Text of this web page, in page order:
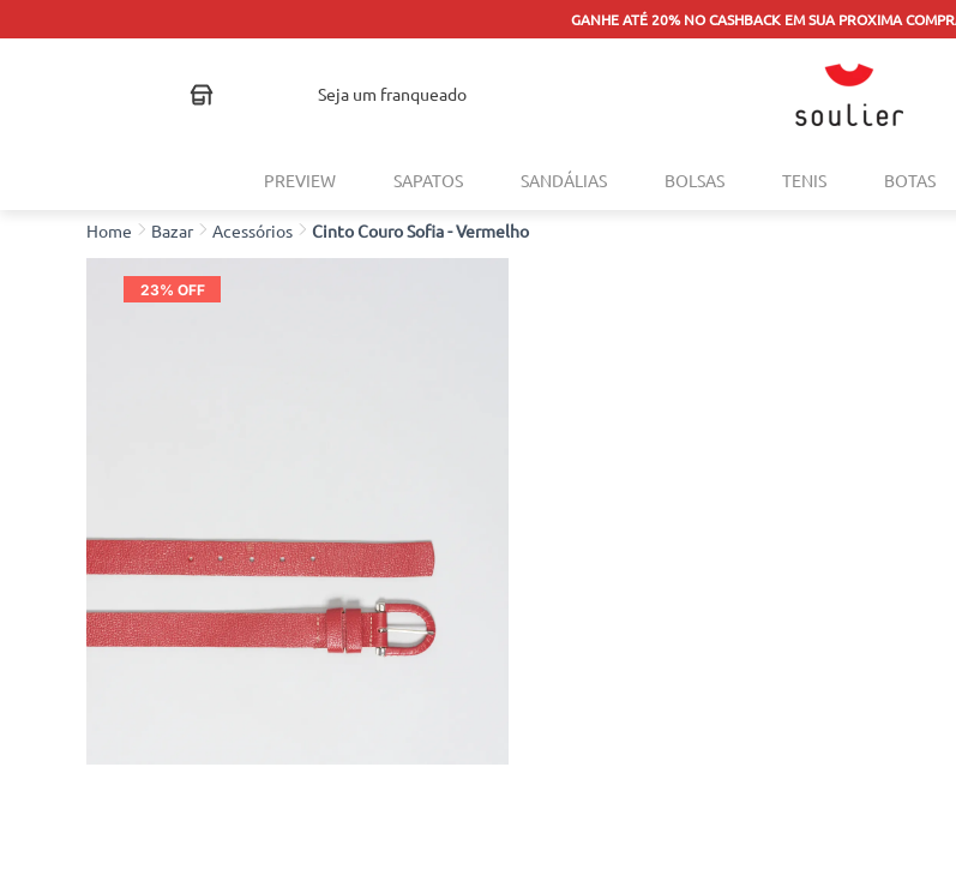
GANHE ATÉ 20% NO CASHBACK EM SUA PROXIMA
seja um franqueado
PREVIEW SAPATOS SANDÁLIAS BOLSAS TENIS BOTAS
Bazar Acessórios Cinto Couro Sofia - Vermelho
23% OFF
1º
tenis